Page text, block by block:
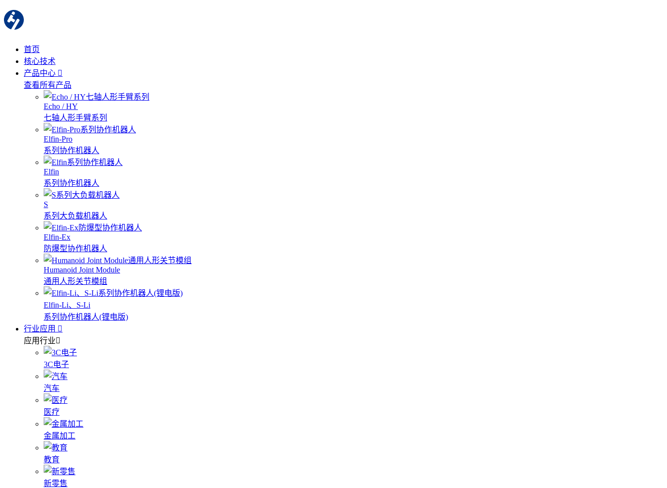
首页
核心技术
产品中心
查看所有产品
Echo / HY
七轴人形手臂系列
Elfin-Pro
系列协作机器人
Elfin
系列协作机器人
S
系列大负载机器人
Elfin-Ex
防爆型协作机器人
Humanoid Joint Module
通用人形关节模组
Elfin-Li、S-Li
系列协作机器人(锂电版)
行业应用
应用行业
3C电子
汽车
医疗
金属加工
教育
新零售